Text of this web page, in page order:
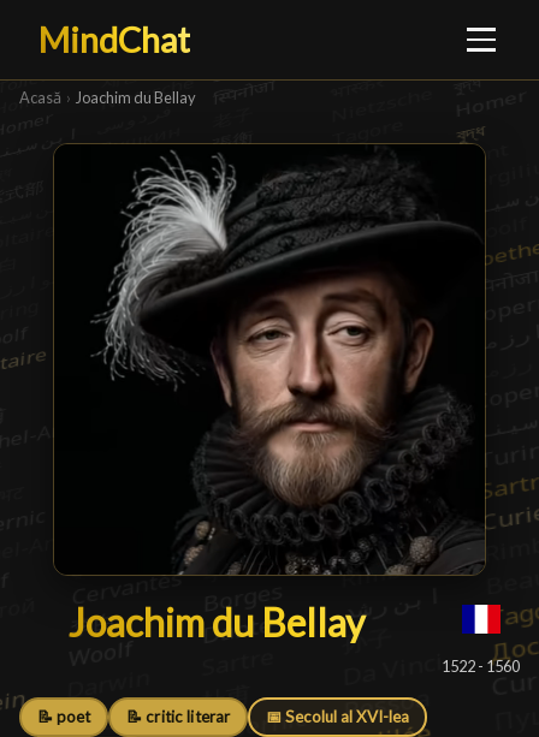
MindChat
Acasă › Joachim du Bellay
Joachim du Bellay
Joachim du Bellay█
1522 - 1560
📝 poet 📝 critic literar 📅 Secolul al XVI-lea